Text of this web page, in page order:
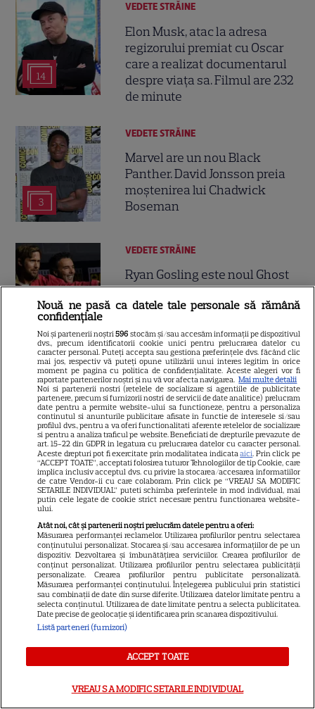
14
VEDETE STRĂINE
Elon Musk, atac la adresa
regizorului premiat cu Oscar
care a realizat documentarul
despre viața sa. Filmul are 232
de minute
3
VEDETE STRĂINE
Marvel are un nou Black
Panther. David Jonsson preia
moștenirea lui Chadwick
Boseman
7
VEDETE STRĂINE
Ryan Gosling este noul Ghost
Rider din Universul Marvel.
Anunțul făcut la Comic-Con i-
DISNEY PLUS
„Diavolul se îmbracă de la
Prada 2” s-a lansat pe Disney+.
Meryl Streep și Anne
Hathaway revin la revista
Runway
9
VEDETE STRĂINE
impresionant pentru Anne
Hathaway și Emily Blunt la
„Diavolul se îmbracă de la
Prada 2”. Ce salarii ar fi primit
actrițele
13
VEDETE STRĂINE
Tom Holland, decizie radicală
promisiune a făcut actorul
Nouă ne pasă ca datele tale personale să rămână
confidențiale
Noi și partenerii noștri596 stocăm și/sau accesăm informații pe dispozitivul
dvs., precum identificatorii cookie unici pentru prelucrarea datelor cu
caracter personal. Puteți accepta sau gestiona preferințele dvs. făcând clic
mai jos, respectiv vă puteți opune utilizării unui interes legitim în orice
moment pe pagina cu politica de confidențialitate. Aceste alegeri vor fi
raportate partenerilor noștri și nu vă vor afecta navigarea. Mai multe detalii
Noi si partenerii nostri (retelele de socializare si agentiile de publicitate
partenere, precum si furnizorii nostri de servicii de date analitice) prelucram
date pentru a permite website-ului sa functioneze, pentru a personaliza
continutul si anunturile publicitare afisate in functie de interesele si/sau
profilul dvs., pentru a va oferi functionalitati aferente retelelor de socializare
si pentru a analiza traficul pe website. Beneficiati de drepturile prevazute de
art. 15-22 din GDPR in legatura cu prelucrarea datelor cu caracter personal.
Aceste drepturi pot fi exercitate prin modalitatea indicataaici. Prin click pe
“ACCEPT TOATE”, acceptati folosirea tuturor Tehnologiilor de tip Cookie, care
implica inclusiv acceptul dvs. cu privire la stocarea/accesarea informatiilor
de catre Vendor-ii cu care colaboram. Prin click pe “VREAU SA MODIFIC
SETARILE INDIVIDUAL” puteti schimba preferintele in mod individual, mai
putin cele legate de cookie strict necesare pentru functionarea website-
ului.
Atât noi, cât și partenerii noștri prelucrăm datele pentru a oferi:
Măsurarea performanței reclamelor. Utilizarea profilurilor pentru selectarea
conținutului personalizat. Stocarea și/sau accesarea informațiilor de pe un
dispozitiv. Dezvoltarea și îmbunătățirea serviciilor. Crearea profilurilor de
conținut personalizat. Utilizarea profilurilor pentru selectarea publicității
personalizate. Crearea profilurilor pentru publicitate personalizată.
Măsurarea performanței conținutului. Înțelegerea publicului prin statistici
sau combinații de date din surse diferite. Utilizarea datelor limitate pentru a
selecta conținutul. Utilizarea de date limitate pentru a selecta publicitatea.
Date precise de geolocație și identificarea prin scanarea dispozitivului.
Listă parteneri (furnizori)
ACCEPT TOATE
VREAU SA MODIFIC SETARILE INDIVIDUAL